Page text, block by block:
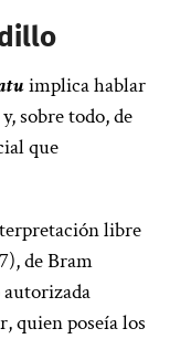
implica hablar
sobre todo, de
que
libre
de Bram
quien poseía los